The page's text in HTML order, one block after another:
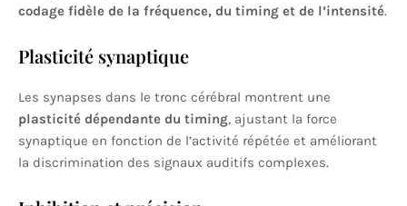
codage fidèle de la fréquence, du timing et de l’intensité.
Plasticité synaptique
Les synapses dans le tronc cérébral montrent une
plasticité dépendante du timing, ajustant la force
synaptique en fonction de l’activité répétée et améliorant
la discrimination des signaux auditifs complexes.